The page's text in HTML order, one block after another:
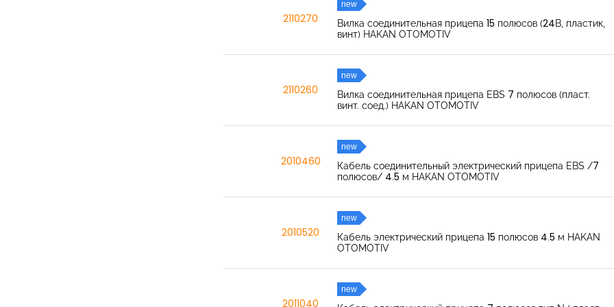
2110270
new
Вилка соединительная прицепа 15 полюсов (24В, пластик,
винт) HAKAN OTOMOTIV
2110260
new
Вилка соединительная прицепа EBS 7 полюсов (пласт.
винт. соед.) HAKAN OTOMOTIV
2010460
new
Кабель соединительный электрический прицепа EBS /7
полюсов/ 4.5 м HAKAN OTOMOTIV
2010520
new
Кабель электрический прицепа 15 полюсов 4.5 м HAKAN
OTOMOTIV
2011040
new